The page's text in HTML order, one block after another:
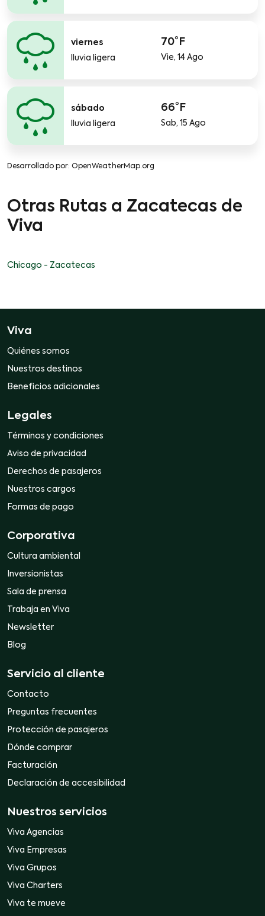
viernes
lluvia ligera
70°F
Vie, 14 Ago
sábado
lluvia ligera
66°F
Sab, 15 Ago
Desarrollado por: OpenWeatherMap.org
Otras Rutas a Zacatecas de
Viva
Chicago - Zacatecas
Viva
Quiénes somos
Nuestros destinos
Beneficios adicionales
Legales
Términos y condiciones
Aviso de privacidad
Derechos de pasajeros
Nuestros cargos
Formas de pago
Corporativa
Cultura ambiental
Inversionistas
Sala de prensa
Trabaja en Viva
Newsletter
Blog
Servicio al cliente
Contacto
Preguntas frecuentes
Protección de pasajeros
Dónde comprar
Facturación
Declaración de accesibilidad
Nuestros servicios
Viva Agencias
Viva Empresas
Viva Grupos
Viva Charters
Viva te mueve